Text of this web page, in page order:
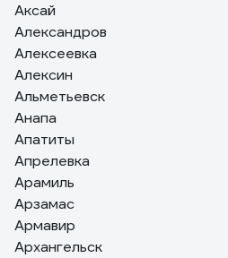
Аксай
Александров
Алексеевка
Алексин
Альметьевск
Анапа
Апатиты
Апрелевка
Арамиль
Арзамас
Армавир
Архангельск